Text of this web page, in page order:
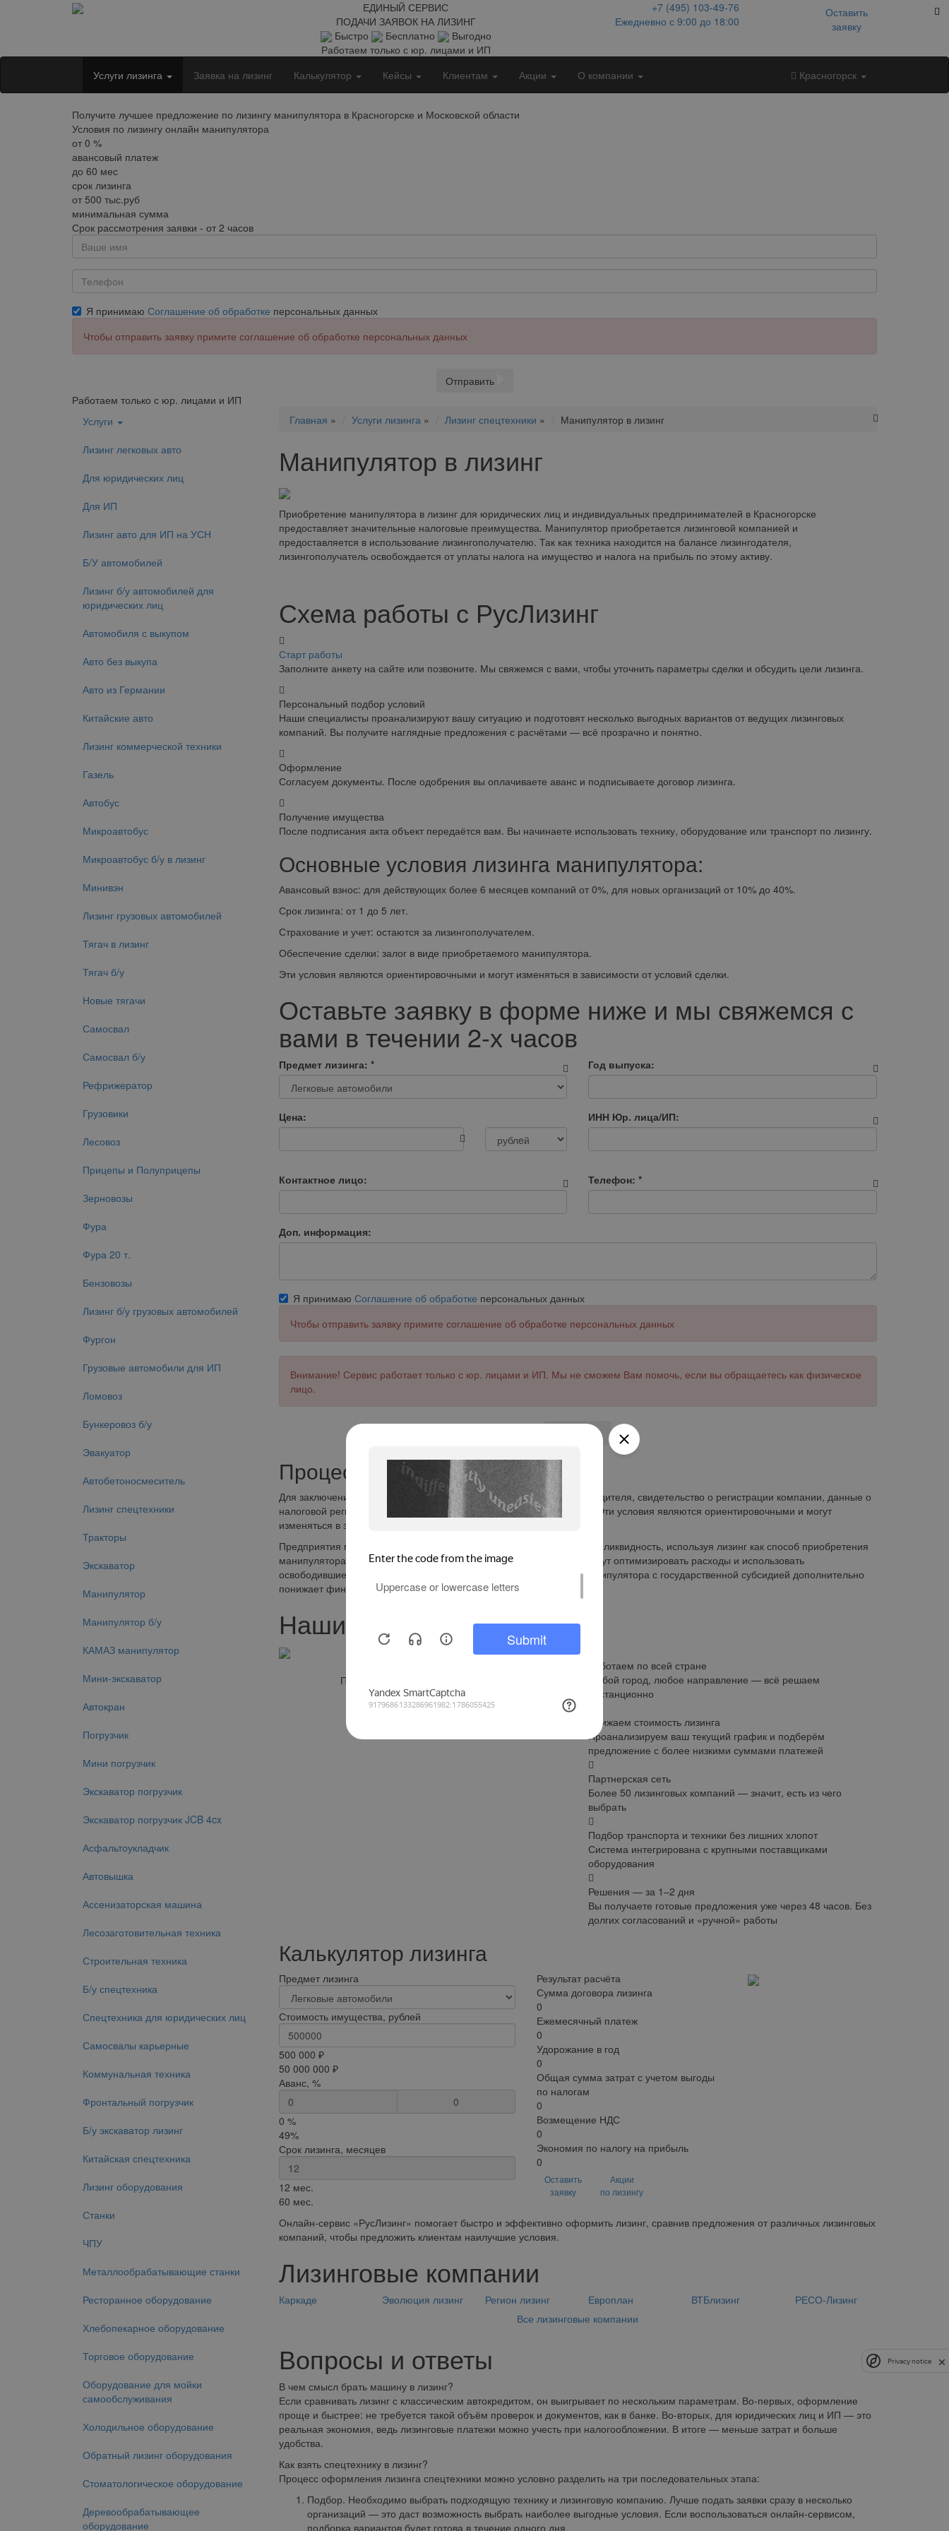
ЕДИНЫЙ СЕРВИС
ПОДАЧИ ЗАЯВОК НА ЛИЗИНГ
Быстро
Бесплатно
Выгодно
Работаем только с юр. лицами и ИП
+7 (495) 103-49-76
Ежедневно с 9:00 до 18:00
Оставить
заявку
Услуги лизинга Заявка на лизинг Калькулятор Кейсы Клиентам Акции О компании Красногорск
Получите лучшее предложение по лизингу манипулятора в Красногорске и Московской области
Условия по лизингу онлайн манипулятора
от 0 %
авансовый платеж
до 60 мес
срок лизинга
от 500 тыс.руб
минимальная сумма
Срок рассмотрения заявки - от 2 часов
Я принимаю Соглашение об обработке персональных данных
Чтобы отправить заявку примите соглашение об обработке персональных данных
Отправить
Работаем только с юр. лицами и ИП
Услуги
Лизинг легковых авто
Для юридических лиц
Для ИП
Лизинг авто для ИП на УСН
Б/У автомобилей
Лизинг б/у автомобилей для
юридических лиц
Автомобиля с выкупом
Авто без выкупа
Авто из Германии
Китайские авто
Лизинг коммерческой техники
Газель
Автобус
Микроавтобус
Микроавтобус б/у в лизинг
Минивэн
Лизинг грузовых автомобилей
Тягач в лизинг
Тягач б/у
Новые тягачи
Самосвал
Самосвал б/у
Рефрижератор
Грузовики
Лесовоз
Прицепы и Полуприцепы
Зерновозы
Фура
Фура 20 т.
Бензовозы
Лизинг б/у грузовых автомобилей
Фургон
Грузовые автомобили для ИП
Ломовоз
Бункеровоз б/у
Эвакуатор
Автобетоносмеситель
Лизинг спецтехники
Тракторы
Экскаватор
Манипулятор
Манипулятор б/у
КАМАЗ манипулятор
Мини-экскаватор
Автокран
Погрузчик
Мини погрузчик
Экскаватор погрузчик
Экскаватор погрузчик JCB 4cx
Асфальтоукладчик
Автовышка
Ассенизаторская машина
Лесозаготовительная техника
Строительная техника
Б/у спецтехника
Спецтехника для юридических лиц
Самосвалы карьерные
Коммунальная техника
Фронтальный погрузчик
Б/у экскаватор лизинг
Китайская спецтехника
Лизинг оборудования
Станки
ЧПУ
Металлообрабатывающие станки
Ресторанное оборудование
Хлебопекарное оборудование
Торговое оборудование
Оборудование для мойки
самообслуживания
Холодильное оборудование
Обратный лизинг оборудования
Стоматологическое оборудование
Деревообрабатывающее
оборудование
Главная » Услуги лизинга» Лизинг спецтехники » Манипулятор в лизинг
Манипулятор в лизинг
Приобретение манипулятора в лизинг для юридических лиц и индивидуальных предпринимателей в Красногорске
предоставляет значительные налоговые преимущества. Манипулятор приобретается лизинговой компанией и
предоставляется в использование лизингополучателю. Так как техника находится на балансе лизингодателя,
лизингополучатель освобождается от уплаты налога на имущество и налога на прибыль по этому активу.
Схема работы с РусЛизинг
Старт работы
Заполните анкету на сайте или позвоните. Мы свяжемся с вами, чтобы уточнить параметры сделки и обсудить цели лизинга.
Персональный подбор условий
Наши специалисты проанализируют вашу ситуацию и подготовят несколько выгодных вариантов от ведущих лизинговых
компаний. Вы получите наглядные предложения с расчётами — всё прозрачно и понятно.
Оформление
Согласуем документы. После одобрения вы оплачиваете аванс и подписываете договор лизинга.
Получение имущества
После подписания акта объект передаётся вам. Вы начинаете использовать технику, оборудование или транспорт по лизингу.
Основные условия лизинга манипулятора:
Авансовый взнос: для действующих более 6 месяцев компаний от 0%, для новых организаций от 10% до 40%.
Срок лизинга: от 1 до 5 лет.
Страхование и учет: остаются за лизингополучателем.
Обеспечение сделки: залог в виде приобретаемого манипулятора.
Эти условия являются ориентировочными и могут изменяться в зависимости от условий сделки.
Оставьте заявку в форме ниже и мы свяжемся с
вами в течении 2-х часов
Предмет лизинга: * Год выпуска:
Цена: ИНН Юр. лица/ИП:
Контактное лицо: Телефон:*
Доп. информация:
Я принимаю Соглашение об обработке персональных данных
Чтобы отправить заявку примите соглашение об обработке персональных данных
Внимание! Сервис работает только с юр. лицами и ИП. Мы не сможем Вам помочь, если вы обращаетесь как физическое
лицо.
Отправить
Процесс оформления:
Для заключения договора необходимо предоставить паспорт руководителя, свидетельство о регистрации компании, данные о
налоговой регистрации, банковские выписки и финансовые отчеты. Эти условия являются ориентировочными и могут
изменяться в зависимости от условий сделки
Предприятия могут существенно сэкономить на налогах и сохранить ликвидность, используя лизинг как способ приобретения
манипулятора. Выбрав подходящий график платежей, компании могут оптимизировать расходы и использовать
освободившиеся средства для развития бизнеса. Приобретение манипулятора с государственной субсидией дополнительно
понижает финансовые затраты за счет снижения процентной ставки.
Наши преимущества
Петр Федоров, Эксперт по лизингу.
Телефон:+7 (495) 103-49-76
Работаем по всей стране
Любой город, любое направление — всё решаем
дистанционно
Снижаем стоимость лизинга
Проанализируем ваш текущий график и подберём
предложение с более низкими суммами платежей
Партнерская сеть
Более 50 лизинговых компаний — значит, есть из чего
выбрать
Подбор транспорта и техники без лишних хлопот
Система интегрирована с крупными поставщиками
оборудования
Решения — за 1–2 дня
Вы получаете готовые предложения уже через 48 часов. Без
долгих согласований и «ручной» работы
Калькулятор лизинга
Предмет лизинга
Стоимость имущества, рублей
500 000 ₽
50 000 000 ₽
Аванс, %
0
0 %
49%
Срок лизинга, месяцев
12 мес.
60 мес.
Результат расчёта
Сумма договора лизинга
0
Ежемесячный платеж
0
Удорожание в год
0
Общая сумма затрат с учетом выгоды
по налогам
0
Возмещение НДС
0
Экономия по налогу на прибыль
0
Оставить
заявку
Акции
по лизингу
Онлайн-сервис «РусЛизинг» помогает быстро и эффективно оформить лизинг, сравнив предложения от различных лизинговых
компаний, чтобы предложить клиентам наилучшие условия.
Лизинговые компании
Каркаде Эволюция лизинг Регион лизинг Европлан ВТБлизинг
РЕСО-Лизинг
Все лизинговые компании
Вопросы и ответы
В чем смысл брать машину в лизинг?
Если сравнивать лизинг с классическим автокредитом, он выигрывает по нескольким параметрам. Во-первых, оформление
проще и быстрее: не требуется такой объём проверок и документов, как в банке. Во-вторых, для юридических лиц и ИП — это
реальная экономия, ведь лизинговые платежи можно учесть при налогообложении. В итоге — меньше затрат и больше
удобства.
Как взять спецтехнику в лизинг?
Процесс оформления лизинга спецтехники можно условно разделить на три последовательных этапа:
Подбор. Необходимо выбрать подходящую технику и лизинговую компанию. Лучше подать заявки сразу в несколько
организаций — это даст возможность выбрать наиболее выгодные условия. Если воспользоваться онлайн-сервисом,
подборка вариантов будет готова в течение одного дня.
Privacy notice